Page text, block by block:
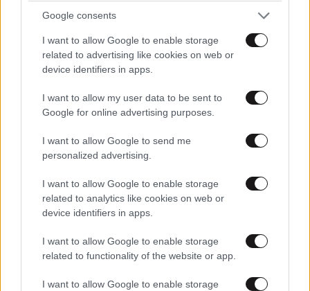
Google consents
I want to allow Google to enable storage
related to advertising like cookies on web or
device identifiers in apps.
I want to allow my user data to be sent to
Google for online advertising purposes.
I want to allow Google to send me
personalized advertising.
I want to allow Google to enable storage
related to analytics like cookies on web or
device identifiers in apps.
I want to allow Google to enable storage
related to functionality of the website or app.
I want to allow Google to enable storage
Θανάσης Αυγερινός για Καρυστιανού-Γρατσία:
«Σπέκουλα, ψεύδη, πολιτική αναξιοπρέπεια και